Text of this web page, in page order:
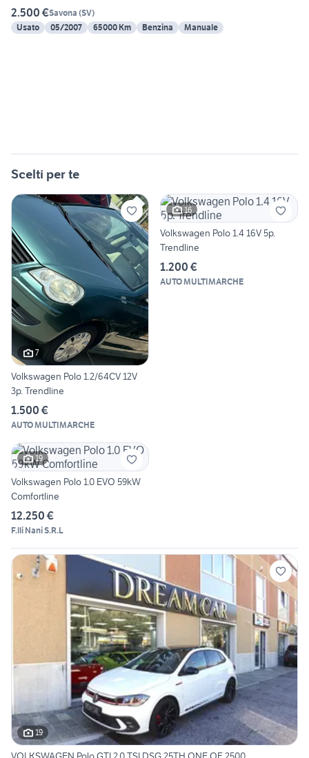
2.500 €Savona (SV)
Usato
05/2007 65000 Km Benzina Manuale
Scelti per te
7
Volkswagen Polo 1.2/64CV 12V
3p. Trendline
1.500 €
AUTO MULTIMARCHE
16
Volkswagen Polo 1.4 16V 5p.
Trendline
1.200 €
AUTO MULTIMARCHE
19
Volkswagen Polo 1.0 EVO 59kW
Comfortline
12.250 €
F.lli Nani S.R.L
19